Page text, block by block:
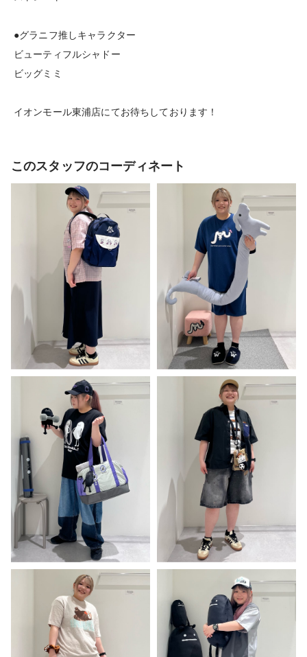
●グラニフ推しキャラクター
ビューティフルシャドー
ビッグミミ
イオンモール東浦店にてお待ちしております！
このスタッフのコーディネート